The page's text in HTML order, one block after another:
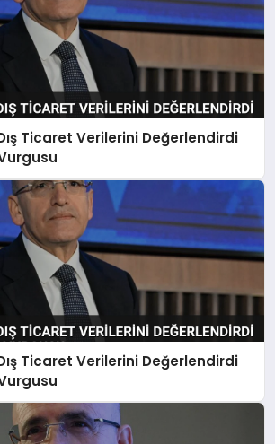
Ticaret Verilerini Değerlendirdi
Ticaret Verilerini Değerlendirdi